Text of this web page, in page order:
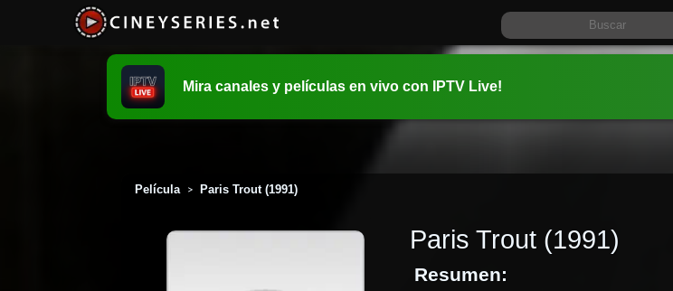
Mira canales y películas en vivo con IPTV Live!
Película > Paris Trout (1991)
Paris Trout (1991)
Resumen: